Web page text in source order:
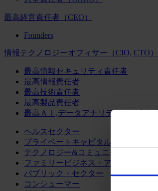
最高経営責任者（CEO）
Founders
情報テクノロジーオフィサー（CIO, CTO）
最高情報セキュリティ責任者
最高情報責任者
最高技術責任者
最高製品責任者
最高ＡＩ,データアナリティクス責任者
ヘルスセクター
プライベートキャピタル
テクノロジー&コミュニケーション
ファミリービジネス・アドバイザリー
パブリック・セクター
コンシューマー